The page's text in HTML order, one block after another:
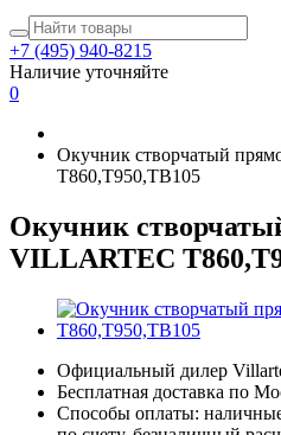
+7 (495) 940-8215
Наличие уточняйте
0
Окучник створчатый
T860,T950,TB105
Окучник
VILLARTEC
Официальный дилер
Бесплатная доставка по
Способы оплаты: